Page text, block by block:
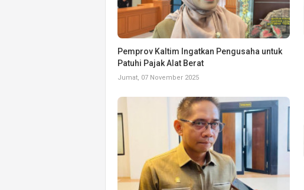
Pemprov Kaltim Ingatkan Pengusaha untuk
Patuhi Pajak Alat Berat
Jumat, 07 November 2025